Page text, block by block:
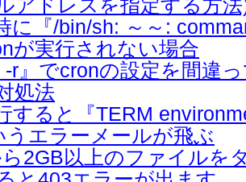
アドレスを指定する方
に『/bin/sh: ～～:
が実行されない場合
-r』でcronの設定を間違
処法
すると『TERM
うエラーメールが飛ぶ
2GB以上のファイルを